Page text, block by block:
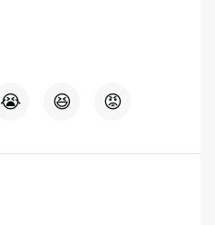
😭 😆 😡